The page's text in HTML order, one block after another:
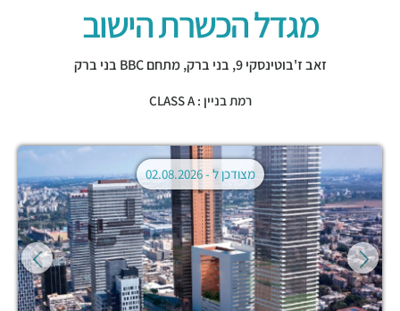
מגדל הכשרת הישוב
זאב ז'בוטינסקי 9, בני ברק,מתחם BBC בני ברק
רמת בניין : CLASS A
מצודכן ל -02.08.2026